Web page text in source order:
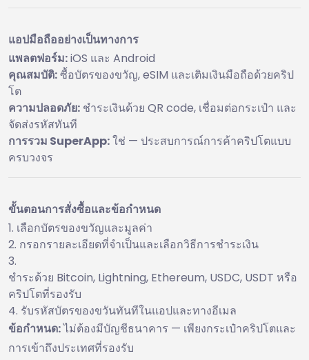
แอปมือถืออย่างเป็นทางการ
แพลตฟอร์ม:iOS และ Android
คุณสมบัติ:ซื้อบัตรของขวัญ, eSIM และเติมเงินมือถือด้วยคริป
โต
ความปลอดภัย: ชำระเงินด้วย QR code, เชื่อมต่อกระเป๋า และ
จัดส่งรหัสทันที
การรวม SuperApp:ใช่ — ประสบการณ์การค้าคริปโตแบบ
ครบวงจร
ขั้นตอนการสั่งซื้อและข้อกำหนด
เลือกบัตรของขวัญและมูลค่า
กรอกรายละเอียดที่จำเป็นและเลือกวิธีการชำระเงิน
ชำระด้วย Bitcoin, Lightning, Ethereum, USDC, USDT หรือ
คริปโตที่รองรับ
รับรหัสบัตรของขวันทันทีในแอปและทางอีเมล
ข้อกำหนด:ไม่ต้องมีบัญชีธนาคาร — เพียงกระเป๋าคริปโตและ
การเข้าถึงประเทศที่รองรับ